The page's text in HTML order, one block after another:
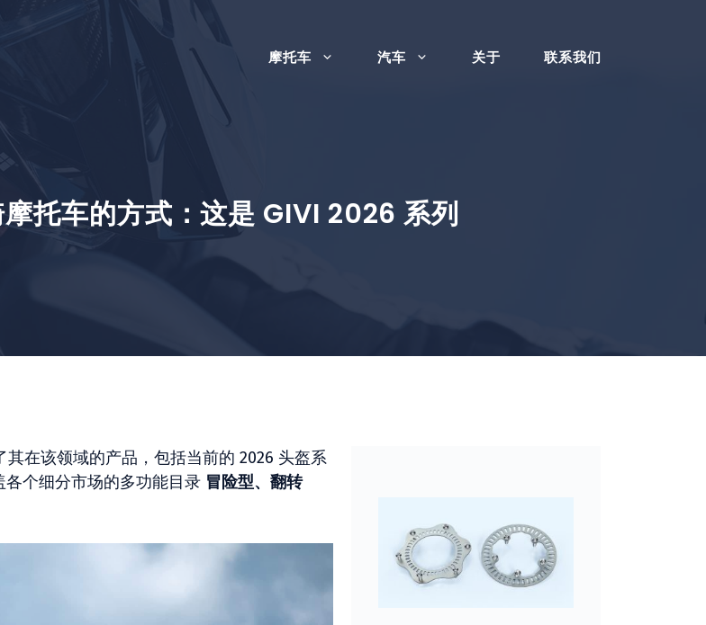
摩托车 汽车 关于 联系我们
托车的方式：这是 GIVI 2026 系列
在该领域的产品，包括当前的 2026 头盔系
个细分市场的多功能目录 冒险型、翻转